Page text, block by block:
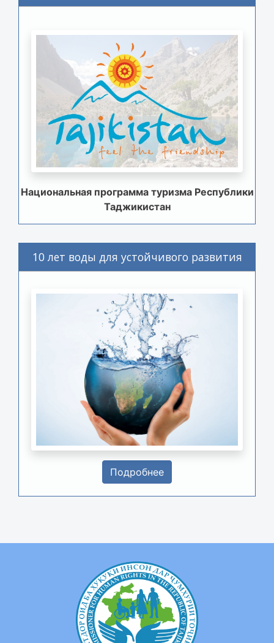
Национальная программа туризма Республики
Таджикистан
10 лет воды для устойчивого развития
Подробнее